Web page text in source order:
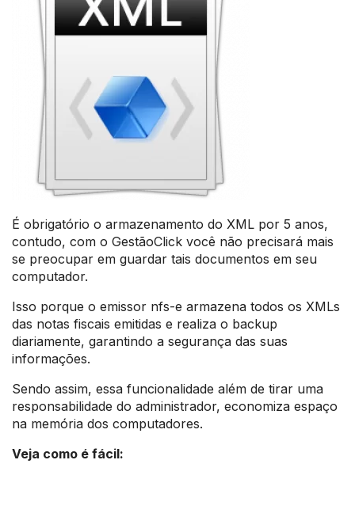
É obrigatório o armazenamento do XML por 5 anos,
contudo, com o GestãoClick você não precisará mais
se preocupar em guardar tais documentos em seu
computador.
Isso porque o emissor nfs-e armazena todos os XMLs
das notas fiscais emitidas e realiza o backup
diariamente, garantindo a segurança das suas
informações.
Sendo assim, essa funcionalidade além de tirar uma
responsabilidade do administrador, economiza espaço
na memória dos computadores.
Veja como é fácil: